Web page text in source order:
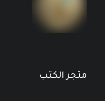
متجر الكتب